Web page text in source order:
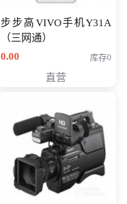
步步高VIVO手机Y31A
（三网通）
0.00
库存0
直营